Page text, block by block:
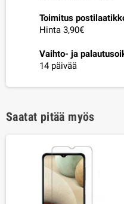
Toimitus
Hinta 3,90€
Vaihto- ja
14 päivää
Saatat pitää myös